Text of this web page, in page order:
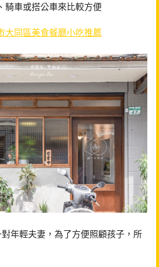
騎車或搭公車來比較方便
大同區美食餐廳小吃推薦
年輕夫妻，為了方便照顧孩子，所